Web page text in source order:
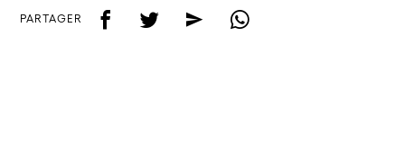
PARTAGER f t e w